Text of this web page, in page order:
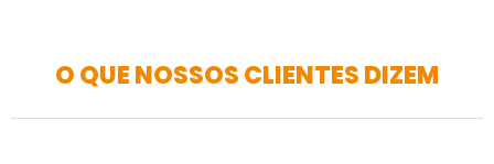
O QUE NOSSOS CLIENTES DIZEM